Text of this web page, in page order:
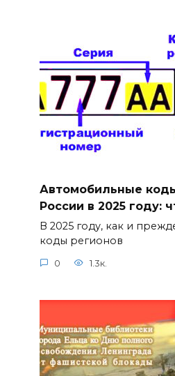
Автомобильные
России в 2025 году:
В 2025 году, как и
коды регионов
0 1.3к.